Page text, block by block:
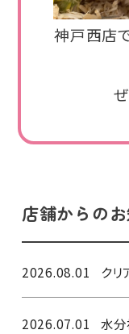
神戸西店
店舗からの
2026.08.01 クリ
2026.07.01 水